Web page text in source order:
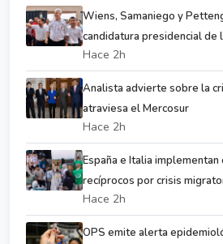
Wiens, Samaniego y
candidatura presidencial de
Hace 2h
Analista advierte sobre la
atraviesa el Mercosur
Hace 2h
España e Italia
recíprocos por crisis
Hace 2h
OPS emite alerta